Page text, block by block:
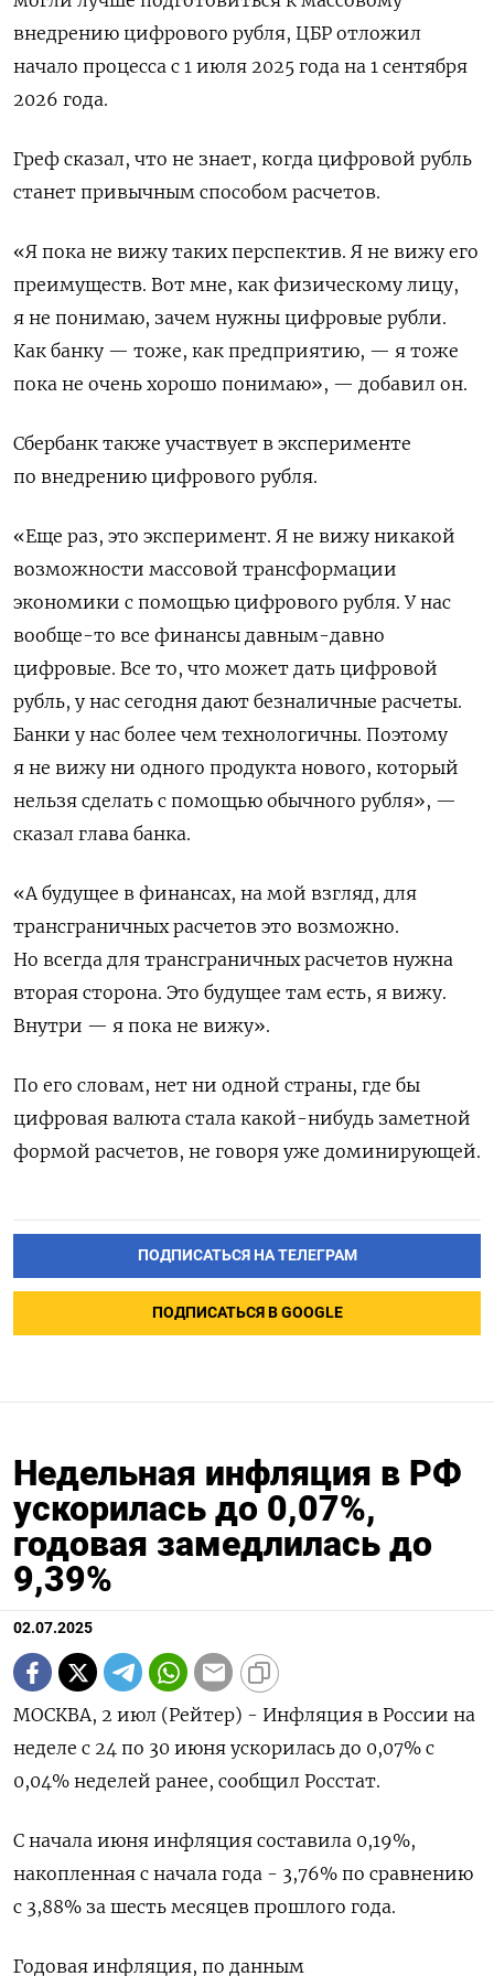
внедрению цифрового рубля, ЦБР отложил
начало процесса с 1 июля 2025 года на 1 сентября
2026 года.
Греф сказал, что не знает, когда цифровой рубль
станет привычным способом расчетов.
«Я пока не вижу таких перспектив. Я не вижу его
преимуществ. Вот мне, как физическому лицу,
я не понимаю, зачем нужны цифровые рубли.
Как банку — тоже, как предприятию, — я тоже
пока не очень хорошо понимаю», — добавил он.
Сбербанк также участвует в эксперименте
по внедрению цифрового рубля.
«Еще раз, это эксперимент. Я не вижу никакой
возможности массовой трансформации
экономики с помощью цифрового рубля. У нас
вообще-то все финансы давным-давно
цифровые. Все то, что может дать цифровой
рубль, у нас сегодня дают безналичные расчеты.
Банки у нас более чем технологичны. Поэтому
я не вижу ни одного продукта нового, который
нельзя сделать с помощью обычного рубля», —
сказал глава банка.
«А будущее в финансах, на мой взгляд, для
трансграничных расчетов это возможно.
Но всегда для трансграничных расчетов нужна
вторая сторона. Это будущее там есть, я вижу.
Внутри — я пока не вижу».
По его словам, нет ни одной страны, где бы
цифровая валюта стала какой-нибудь заметной
формой расчетов, не говоря уже доминирующей.
ПОДПИСАТЬСЯ НА ТЕЛЕГРАМ
ПОДПИСАТЬСЯ В GOOGLE
Недельная инфляция в РФ
ускорилась до 0,07%,
годовая замедлилась до
9,39%
02.07.2025
МОСКВА, 2 июл (Рейтер) - Инфляция в России на
неделе с 24 по 30 июня ускорилась до 0,07% с
0,04% неделей ранее, сообщил Росстат.
С начала июня инфляция составила 0,19%,
накопленная с начала года - 3,76% по сравнению
с 3,88% за шесть месяцев прошлого года.
Годовая инфляция, по данным